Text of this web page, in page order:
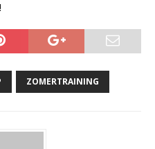
ZOMERTRAINING